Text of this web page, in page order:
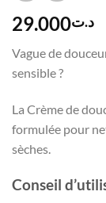
د.ت29.000
Vague de
sensible ?
La Crème de
formulée pour
sèches.
Conseil